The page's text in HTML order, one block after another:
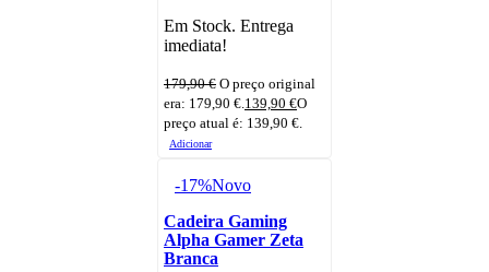
Em Stock. Entrega
imediata!
179,90€ O preço original
era: 179,90 €. 139,90 €O
preço atual é: 139,90 €.
Adicionar
-17%Novo
Cadeira Gaming
Alpha Gamer Zeta
Branca